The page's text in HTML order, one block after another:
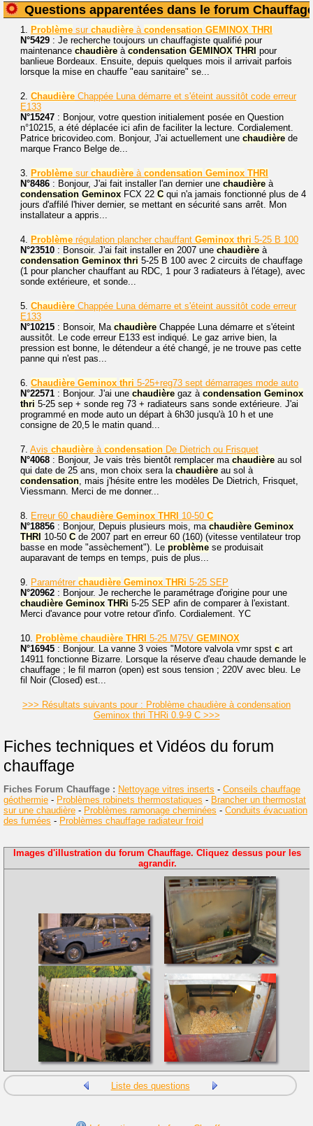
Questions apparentées dans le forum
1. Problème sur chaudière à condensation GEMINOX THRI
N°5429 : Je recherche toujours un chauffagiste qualifié pour
maintenance chaudière à condensation GEMINOX THRI pour
banlieue Bordeaux. Ensuite, depuis quelques mois il arrivait parfois
lorsque la mise en chauffe "eau sanitaire" se...
2. Chaudière Chappée Luna démarre et s'éteint aussitôt code erreur
E133
N°15247 : Bonjour, votre question initialement posée en Question
n°10215, a été déplacée ici afin de faciliter la lecture. Cordialement.
Patrice bricovideo.com. Bonjour, J'ai actuellement une chaudière de
marque Franco Belge de...
3. Problème sur chaudière à condensation Geminox THRI
N°8486 : Bonjour, J'ai fait installer l'an dernier une chaudière à
condensation Geminox FCX 22 C qui n'a jamais fonctionné plus de 4
jours d'affilé l'hiver dernier, se mettant en sécurité sans arrêt. Mon
installateur a appris...
4. Problème régulation plancher chauffant Geminox thri 5-25 B 100
N°23510 : Bonsoir. J'ai fait installer en 2007 une chaudière à
condensation Geminox thri 5-25 B 100 avec 2 circuits de chauffage
(1 pour plancher chauffant au RDC, 1 pour 3 radiateurs à l'étage), avec
sonde extérieure, et sonde...
5. Chaudière Chappée Luna démarre et s'éteint aussitôt code erreur
E133
N°10215 : Bonsoir, Ma chaudière Chappée Luna démarre et s'éteint
aussitôt. Le code erreur E133 est indiqué. Le gaz arrive bien, la
pression est bonne, le détendeur a été changé, je ne trouve pas cette
panne qui n'est pas...
6. Chaudière Geminox thri 5-25+reg73 sept démarrages mode auto
N°22571 : Bonjour. J'ai une chaudière gaz à condensation Geminox
thri 5-25 sep + sonde reg 73 + radiateurs sans sonde extérieure. J'ai
programmé en mode auto un départ à 6h30 jusqu'à 10 h et une
consigne de 20,5 le matin quand...
7. Avis chaudière à condensation De Dietrich ou Frisquet
N°4068 : Bonjour, Je vais très bientôt remplacer ma chaudière au sol
qui date de 25 ans, mon choix sera la chaudière au sol à
condensation, mais j'hésite entre les modèles De Dietrich, Frisquet,
Viessmann. Merci de me donner...
8. Erreur 60 chaudière Geminox THRI 10-50 C
N°18856 : Bonjour, Depuis plusieurs mois, ma chaudière Geminox
THRI 10-50 C de 2007 part en erreur 60 (160) (vitesse ventilateur trop
basse en mode "assèchement"). Le problème se produisait
auparavant de temps en temps, puis de plus...
9. Paramétrer chaudière Geminox THRi 5-25 SEP
N°20962 : Bonjour. Je recherche le paramétrage d'origine pour une
chaudière Geminox THRi 5-25 SEP afin de comparer à l'existant.
Merci d'avance pour votre retour d'info. Cordialement. YC
10. Problème chaudière THRI 5-25 M75V GEMINOX
N°16945 : Bonjour. La vanne 3 voies "Motore valvola vmr spst c art
14911 fonctionne Bizarre. Lorsque la réserve d'eau chaude demande le
chauffage ; le fil marron (open) est sous tension ; 220V avec bleu. Le
fil Noir (Closed) est...
>>> Résultats suivants pour : Problème chaudière à condensation
Geminox thri THRi 0.9-9 C >>>
Fiches techniques et Vidéos du forum
chauffage
Fiches Forum Chauffage : Nettoyage vitres inserts - Conseils chauffage
géothermie - Problèmes robinets thermostatiques - Brancher un thermostat
sur une chaudière - Problèmes ramonage cheminées - Conduits évacuation
des fumées - Problèmes chauffage radiateur froid
Images d'illustration du forum Chauffage. Cliquez dessus pour les
agrandir.
Liste des questions